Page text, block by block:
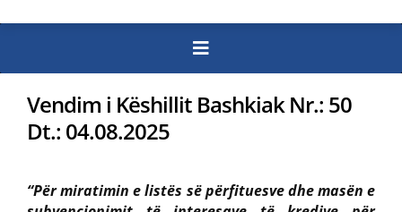
Vendim i Këshillit Bashkiak Nr.: 50
Dt.: 04.08.2025
“Për miratimin e listës së përfituesve dhe masën e